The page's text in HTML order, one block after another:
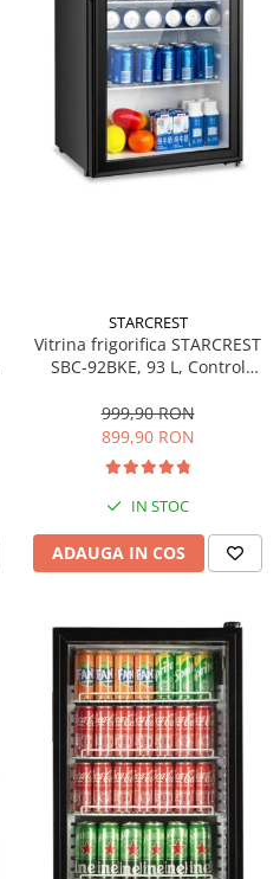
STARCREST
Vitrina frigorifica STARCREST
SBC-92BKE, 93 L, Control
83.2 cm, Negru
999,90 RON
899,90 RON
IN STOC
ADAUGA IN COS